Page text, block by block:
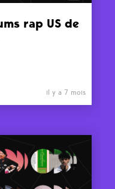
rap US de
il y a 7 mois